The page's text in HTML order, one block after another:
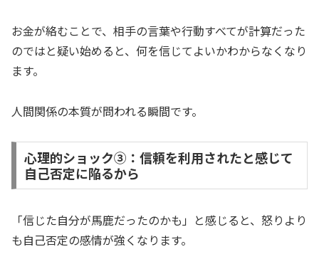
お金が絡むことで、相手の言葉や行動すべてが計算だった
のではと疑い始めると、何を信じてよいかわからなくなり
ます。
人間関係の本質が問われる瞬間です。
心理的ショック③：信頼を利用されたと感じて
自己否定に陥るから
「信じた自分が馬鹿だったのかも」と感じると、怒りより
も自己否定の感情が強くなります。